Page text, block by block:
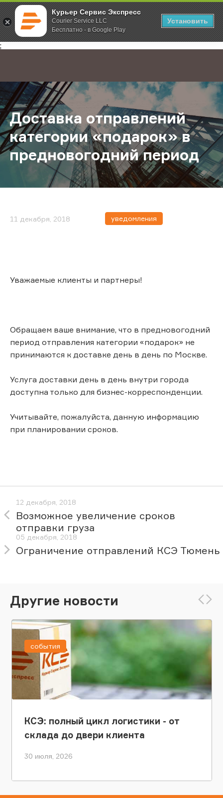
Курьер Сервис Экспресс
Courier Service LLC
Бесплатно - в Google Play
Установить
;
Главная О компании Новости Доставка отправлений
Доставка отправлений
категории «подарок» в
предновогодний период
11 декабря, 2018 уведомления
Уважаемые клиенты и партнеры!
Обращаем ваше внимание, что в предновогодний
период отправления категории «подарок» не
принимаются к доставке день в день по Москве.
Услуга доставки день в день внутри города
доступна только для бизнес-корреспонденции.
Учитывайте, пожалуйста, данную информацию
при планировании сроков.
12 декабря, 2018
Возможное увеличение сроков
отправки груза
05 декабря, 2018
Ограничение отправлений КСЭ Тюмень
Другие новости
КСЭ: полный цикл логистики - от
склада до двери клиента
30 июля, 2026
события